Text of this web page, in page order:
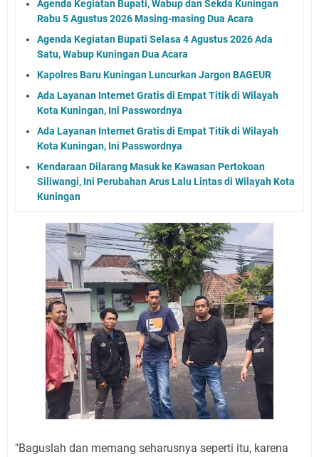
Agenda Kegiatan Bupati, Wabup dan Sekda Kuningan
Rabu 5 Agustus 2026 Masing-masing Dua Acara
Agenda Kegiatan Bupati Selasa 4 Agustus 2026 Ada
Satu, Wabup Kuningan Dua Acara
Kapolres Baru Kuningan Luncurkan Jargon BAGEUR
Ada Layanan Internet Gratis di Empat Titik di Wilayah
Kota Kuningan, Ini Passwordnya
Ada Layanan Internet Gratis di Empat Titik di Wilayah
Kota Kuningan, Ini Passwordnya
Kendaraan Dilarang Masuk ke Kawasan Pertokoan
Siliwangi, Ini Perubahan Arus Lalu Lintas di Wilayah Kota
Kuningan
"Baguslah dan memang seharusnya seperti itu, karena